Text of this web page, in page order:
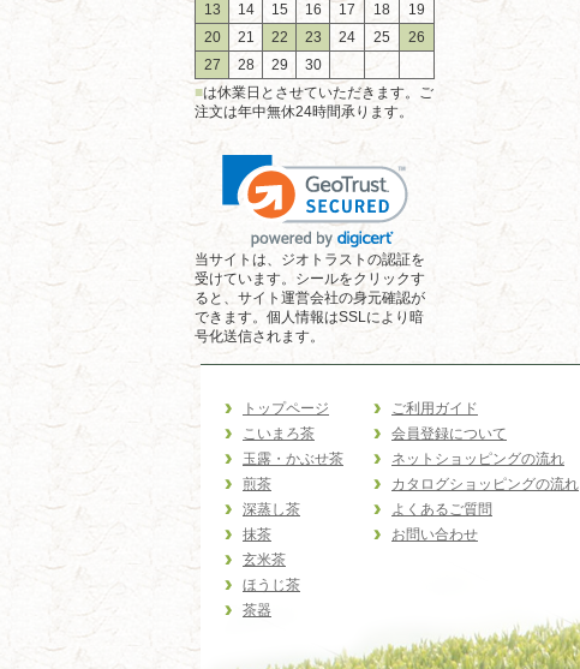
13
14 15 16 17 18
19
20
21 22 23 24 25
26
27
28 29
30
■は休業日とさせていただきます。ご
注文は年中無休24時間承ります。
当サイトは、ジオトラストの認証を
受けています。シールをクリックす
ると、サイト運営会社の身元確認が
できます。個人情報はSSLにより暗
号化送信されます。
トップページ
こいまろ茶
玉露・かぶせ茶
煎茶
深蒸し茶
抹茶
玄米茶
ほうじ茶
茶器
ご利用ガイド
会員登録について
ネットショッピングの流れ
カタログショッピングの流れ
よくあるご質問
お問い合わせ